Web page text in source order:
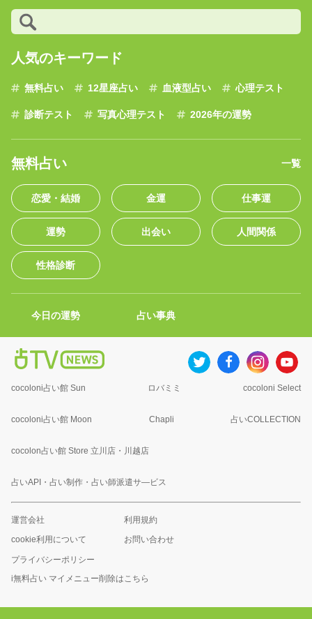
人気のキーワード
無料占い 12星座占い 血液型占い 心理テスト
診断テスト 写真心理テスト 2026年の運勢
無料占い 一覧
恋愛・結婚 金運 仕事運
運勢 出会い 人間関係
性格診断
今日の運勢 占い事典
cocoloni占い館 Sun ロバミミ cocoloni Select
cocoloni占い館 Moon Chapli 占いCOLLECTION
cocolon占い館 Store 立川店・川越店
占いAPI・占い制作・占い師派遣サ―ビス
運営会社 利用規約
cookie利用について お問い合わせ
プライバシーポリシー
i無料占い マイメニュー削除はこちら